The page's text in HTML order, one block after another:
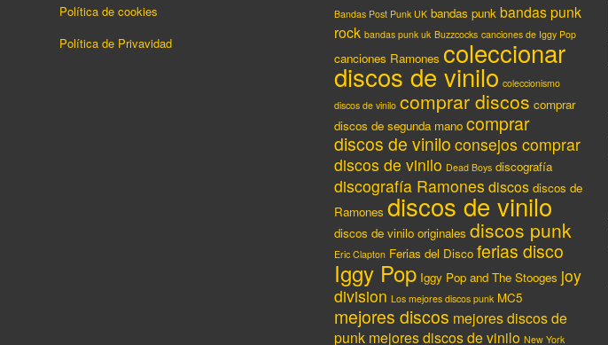
Política de cookies
Política de Privavidad
Bandas Post Punk UK bandas punk bandas punk
rock bandas punk uk Buzzcocks canciones de Iggy Pop
canciones Ramones coleccionar
discos de vinilo coleccionismo
discos de vinilo comprar discos comprar
discos de segunda mano comprar
discos de vinilo consejos comprar
discos de vinilo Dead Boys discografía
discografía Ramones discos discos de
Ramones discos de vinilo
discos de vinilo originales discos punk
Eric Clapton Ferias del Disco ferias disco
Iggy Pop Iggy Pop and The Stooges joy
division Los mejores discos punk MC5
mejores discos mejores discos de
punk mejores discos de vinilo New York